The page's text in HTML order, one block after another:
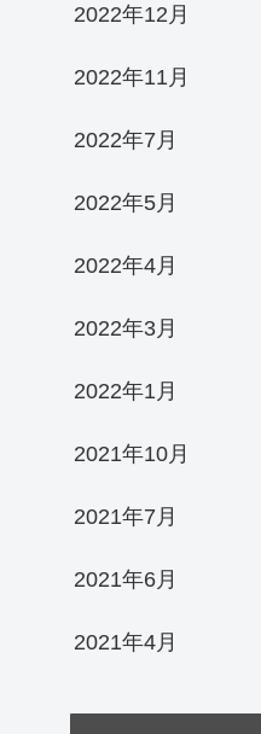
2022年12月
2022年11月
2022年7月
2022年5月
2022年4月
2022年3月
2022年1月
2021年10月
2021年7月
2021年6月
2021年4月